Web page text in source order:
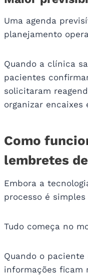
Uma agenda
planejamento
Quando a clínica
pacientes
solicitaram
organizar encaixes
Como
lembretes
Embora a
processo é
Tudo começa no
Quando o
informações ficam